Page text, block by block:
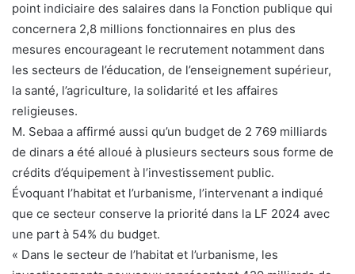
point indiciaire des salaires dans la Fonction publique qui
concernera 2,8 millions fonctionnaires en plus des
mesures encourageant le recrutement notamment dans
les secteurs de l’éducation, de l’enseignement supérieur,
la santé, l’agriculture, la solidarité et les affaires
religieuses.
M. Sebaa a affirmé aussi qu’un budget de 2 769 milliards
de dinars a été alloué à plusieurs secteurs sous forme de
crédits d’équipement à l’investissement public.
Évoquant l’habitat et l’urbanisme, l’intervenant a indiqué
que ce secteur conserve la priorité dans la LF 2024 avec
une part à 54% du budget.
« Dans le secteur de l’habitat et l’urbanisme, les